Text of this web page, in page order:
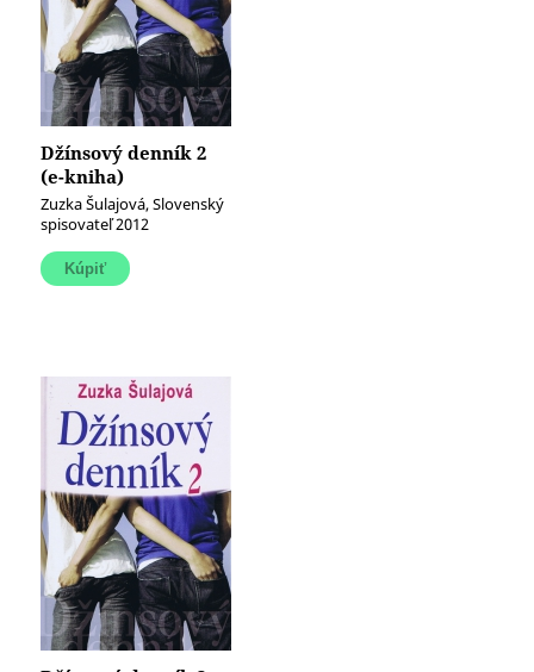
Džínsový denník 2
(e-kniha)
Zuzka Šulajová, Slovenský
spisovateľ 2012